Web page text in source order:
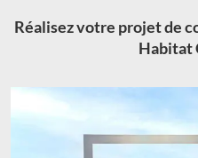
Réalisez votre projet de
Habitat